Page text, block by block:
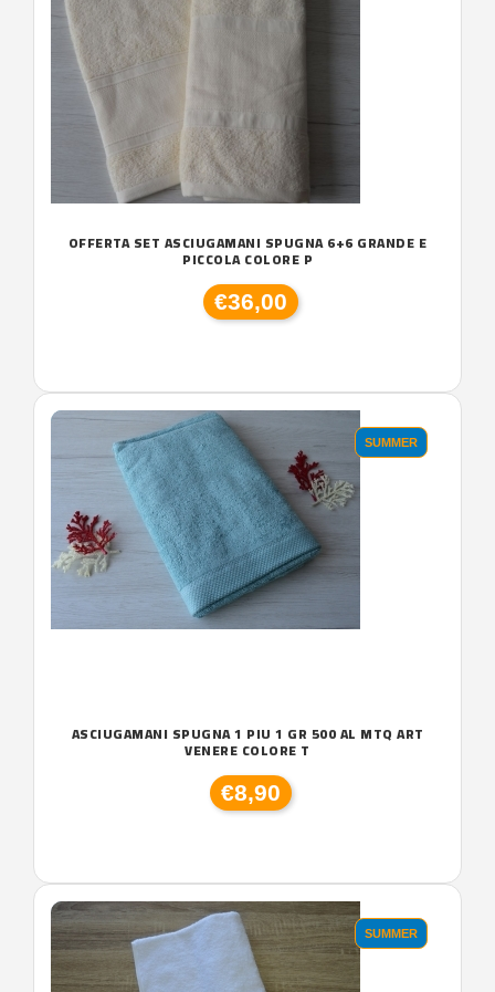
OFFERTA SET ASCIUGAMANI SPUGNA 6+6 GRANDE E
PICCOLA COLORE P
€36,00
SUMMER
ASCIUGAMANI SPUGNA 1 PIU 1 GR 500 AL MTQ ART
VENERE COLORE T
€8,90
SUMMER